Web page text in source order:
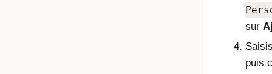
sur
puis